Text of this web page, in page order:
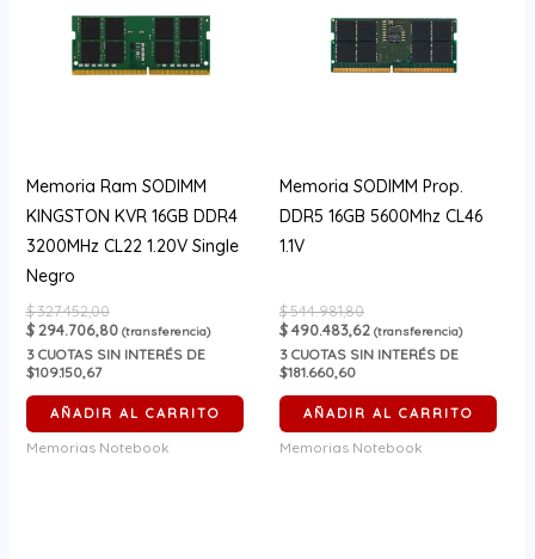
Memoria Ram SODIMM
KINGSTON KVR 16GB DDR4
3200MHz CL22 1.20V Single
Negro
$327.452,00
$294.706,80 (transferencia)
3CUOTAS SIN INTERÉS DE
$109.150,67
AÑADIR AL CARRITO
Memorias Notebook
Memoria SODIMM Prop.
DDR5 16GB 5600Mhz CL46
1.1V
$544.981,80
$490.483,62 (transferencia)
3 CUOTAS SIN INTERÉS DE
$181.660,60
AÑADIR AL CARRITO
Memorias Notebook